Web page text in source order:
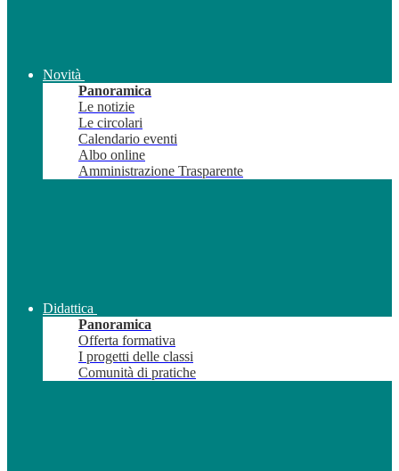
Novità
Panoramica
Le notizie
Le circolari
Calendario eventi
Albo online
Amministrazione Trasparente
Didattica
Panoramica
Offerta formativa
I progetti delle classi
Comunità di pratiche